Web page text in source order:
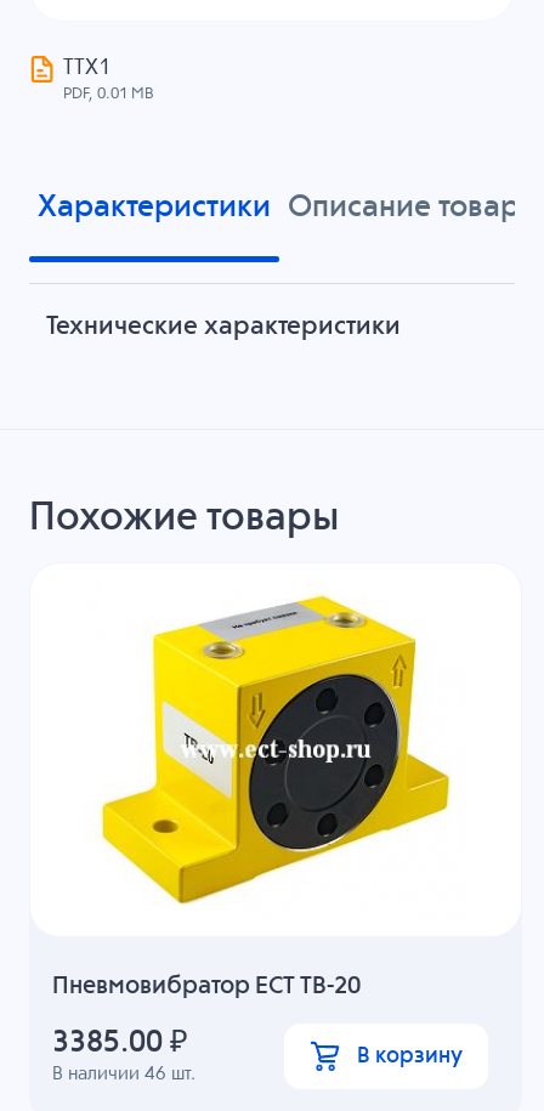
ТТХ1
PDF, 0.01 MB
Характеристики Описание товара
Технические характеристики
Похожие товары
Пневмовибратор ECT ТВ-20
В наличии46 шт.
3385.00 ₽ В корзину